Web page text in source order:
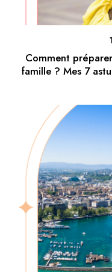
Comment
famille ? Mes 7